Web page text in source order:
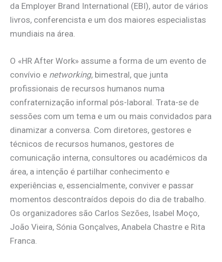
da Employer Brand International (EBI), autor de vários
livros, conferencista e um dos maiores especialistas
mundiais na área.
O «HR After Work» assume a forma de um evento de
convívio e networking, bimestral, que junta
profissionais de recursos humanos numa
confraternização informal pós-laboral. Trata-se de
sessões com um tema e um ou mais convidados para
dinamizar a conversa. Com diretores, gestores e
técnicos de recursos humanos, gestores de
comunicação interna, consultores ou académicos da
área, a intenção é partilhar conhecimento e
experiências e, essencialmente, conviver e passar
momentos descontraídos depois do dia de trabalho.
Os organizadores são Carlos Sezões, Isabel Moço,
João Vieira, Sónia Gonçalves, Anabela Chastre e Rita
Franca.